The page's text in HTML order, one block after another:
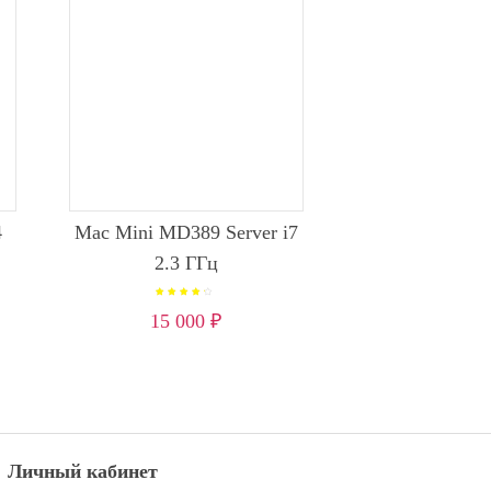
Mac Mini MD389 Server i7
2.3 ГГц
а
4.00
из 5
15 000₽
Личный кабинет